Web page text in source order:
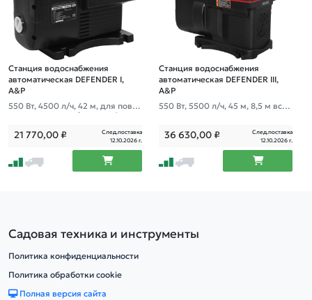
Станция водоснабжения
автоматическая DEFENDER I,
A&P
550 Вт, 4500 л/ч, 42 м, для повы
шения давления/водоснабжени
21 770,00₽
След.поставка
12.10.2026 г.
Станция водоснабжения
автоматическая DEFENDER III,
A&P
550 Вт, 5500 л/ч, 45 м, 8,5 м всас
36 630,00₽
След.поставка
12.10.2026 г.
Садовая техника и инструменты
Политика конфиденциальности
Политика обработки cookie
Полная версия сайта